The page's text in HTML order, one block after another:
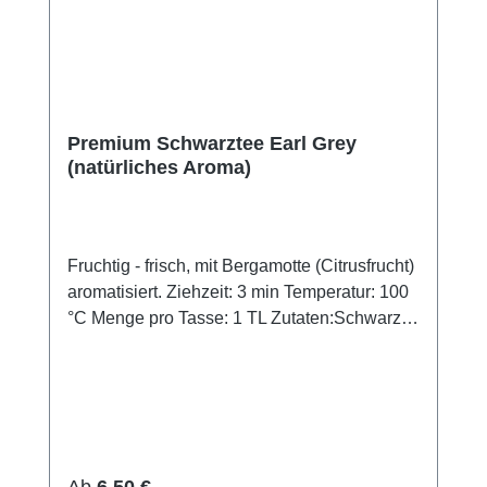
Premium Schwarztee Earl Grey
(natürliches Aroma)
Fruchtig - frisch, mit Bergamotte (Citrusfrucht)
aromatisiert. Ziehzeit: 3 min Temperatur: 100
°C Menge pro Tasse: 1 TL Zutaten:Schwarzer